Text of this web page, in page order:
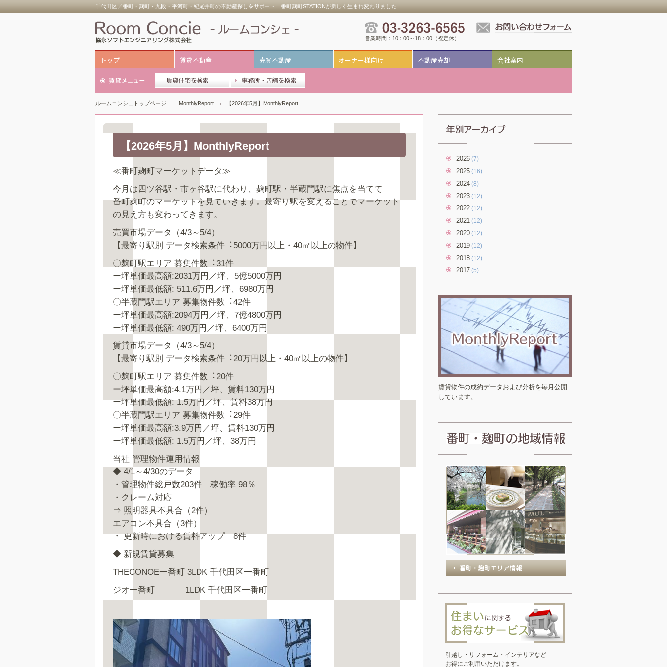
千代田区／番町・麹町・九段・平河町・紀尾井町の不動産探しをサポート 番町麹町STATIONが新しく生まれ変わりました
営業時間：10：00～18：00（祝定休）
トップ 賃貸不動産 売買不動産 オーナー様向け 不動産売却 会社案内
ルームコンシェトップページ MonthlyReport 【2026年5月】MonthlyReport
【2026年5月】MonthlyReport
≪番町麹町マーケットデータ≫
今月は四ツ谷駅・市ヶ谷駅に代わり、麹町駅・半蔵門駅に焦点を当てて
番町麹町のマーケットを見ていきます。最寄り駅を変えることでマーケット
の見え方も変わってきます。
売買市場データ（4/3～5/4）
【最寄り駅別 データ検索条件︓5000万円以上・40㎡以上の物件】
〇麹町駅エリア 募集件数︓31件
ー坪単価最高額:2031万円／坪、5億5000万円
ー坪単価最低額: 511.6万円／坪、6980万円
〇半蔵門駅エリア 募集物件数︓42件
ー坪単価最高額:2094万円／坪、7億4800万円
ー坪単価最低額: 490万円／坪、6400万円
賃貸市場データ（4/3～5/4）
【最寄り駅別 データ検索条件︓20万円以上・40㎡以上の物件】
〇麹町駅エリア 募集件数︓20件
ー坪単価最高額:4.1万円／坪、賃料130万円
ー坪単価最低額: 1.5万円／坪、賃料38万円
〇半蔵門駅エリア 募集物件数︓29件
ー坪単価最高額:3.9万円／坪、賃料130万円
ー坪単価最低額: 1.5万円／坪、38万円
当社 管理物件運用情報
◆ 4/1～4/30のデータ
・管理物件総戸数203件 稼働率 98％
・クレーム対応
⇒ 照明器具不具合（2件）
エアコン不具合（3件）
・ 更新時における賃料アップ 8件
◆ 新規賃貸募集
THECONOE一番町 3LDK 千代田区一番町
ジオ一番町 1LDK 千代田区一番町
2026 (7)
2025 (16)
2024 (8)
2023 (12)
2022 (12)
2021 (12)
2020 (12)
2019 (12)
2018 (12)
2017 (5)
賃貸物件の成約データおよび分析を毎月公開
しています。
引越し・リフォーム・インテリアなど
お得にご利用いただけます。